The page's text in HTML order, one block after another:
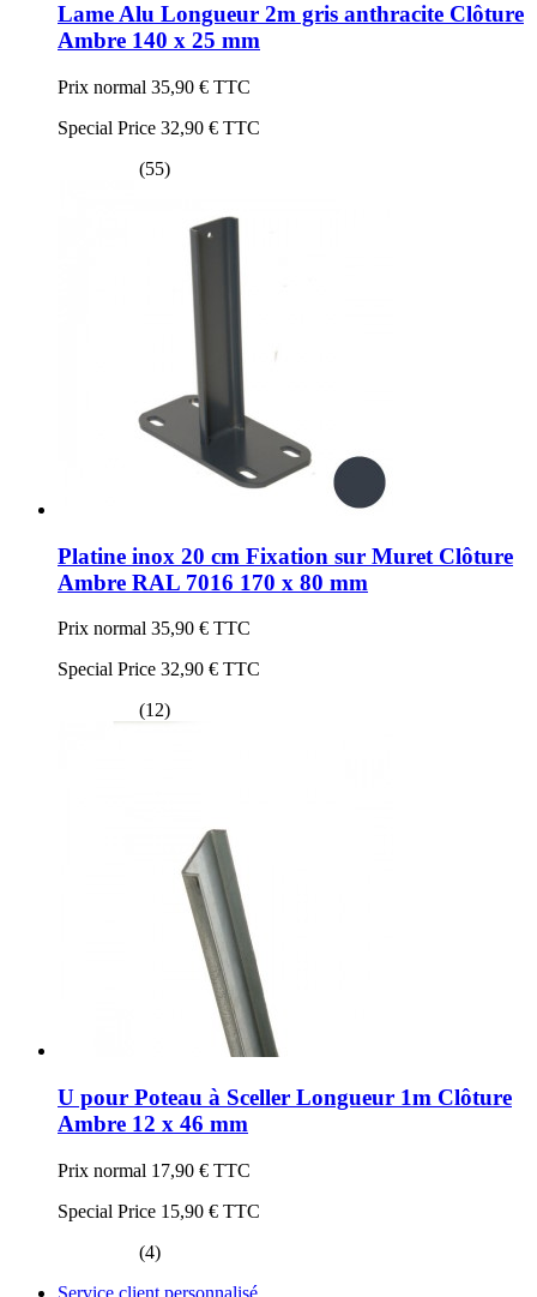
Lame Alu Longueur 2m gris anthracite Clôture
Ambre 140 x 25 mm
Prix normal 35,90 € TTC
Special Price 32,90 € TTC
(55)
Platine inox 20 cm Fixation sur Muret Clôture
Ambre RAL 7016 170 x 80 mm
Prix normal 35,90 € TTC
Special Price 32,90 € TTC
(12)
U pour Poteau à Sceller Longueur 1m Clôture
Ambre 12 x 46 mm
Prix normal 17,90 € TTC
Special Price 15,90 € TTC
(4)
Service client personnalisé